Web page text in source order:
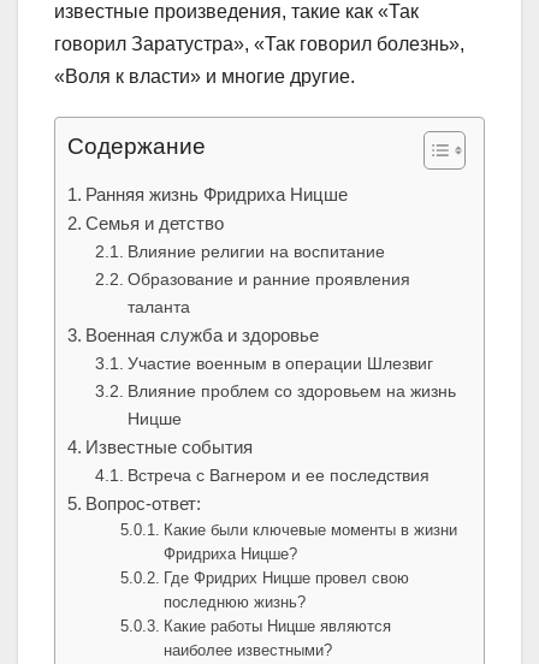
известные произведения, такие как «Так
говорил Заратустра», «Так говорил болезнь»,
«Воля к власти» и многие другие.
Содержание
Ранняя жизнь Фридриха Ницше
Семья и детство
Влияние религии на воспитание
Образование и ранние проявления
таланта
Военная служба и здоровье
Участие военным в операции Шлезвиг
Влияние проблем со здоровьем на жизнь
Ницше
Известные события
Встреча с Вагнером и ее последствия
Вопрос-ответ:
Какие были ключевые моменты в жизни
Фридриха Ницше?
Где Фридрих Ницше провел свою
последнюю жизнь?
Какие работы Ницше являются
наиболее известными?